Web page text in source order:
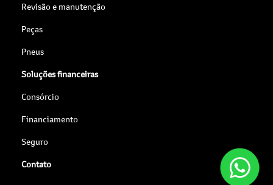
Revisão e manutenção
Peças
Pneus
Soluções financeiras
Consórcio
Financiamento
Seguro
Contato